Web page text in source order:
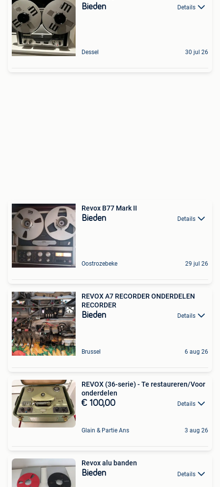
Bieden Details
Dessel 30 jul 26
Revox B77 Mark II
Bieden Details
Oostrozebeke 29 jul 26
REVOX A7 RECORDER ONDERDELEN
RECORDER
Bieden Details
Brussel 6 aug 26
REVOX (36-serie) - Te restaureren/Voor
onderdelen
€ 100,00 Details
Glain & Partie Ans 3 aug 26
Revox alu banden
Bieden Details